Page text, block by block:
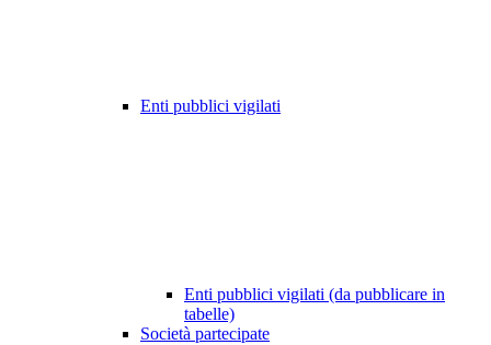
Enti pubblici vigilati
Enti pubblici vigilati (da pubblicare in
tabelle)
Società partecipate